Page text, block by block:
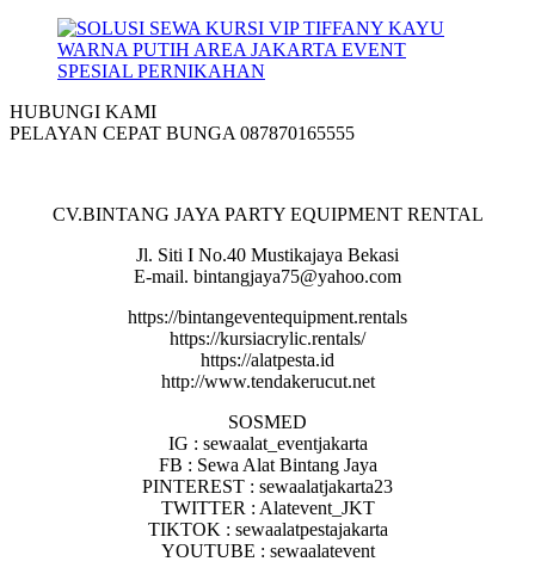
HUBUNGI KAMI
PELAYAN CEPAT BUNGA 087870165555
CV.BINTANG JAYA PARTY EQUIPMENT RENTAL
Jl. Siti I No.40 Mustikajaya Bekasi
E-mail. bintangjaya75@yahoo.com
https://bintangeventequipment.rentals
https://kursiacrylic.rentals/
https://alatpesta.id
http://www.tendakerucut.net
SOSMED
IG : sewaalat_eventjakarta
FB : Sewa Alat Bintang Jaya
PINTEREST : sewaalatjakarta23
TWITTER : Alatevent_JKT
TIKTOK : sewaalatpestajakarta
YOUTUBE : sewaalatevent